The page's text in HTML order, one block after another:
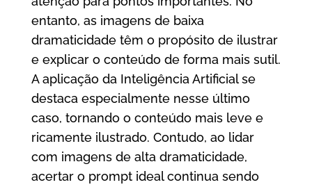
entanto, as imagens de baixa
dramaticidade têm o propósito de ilustrar
e explicar o conteúdo de forma mais sutil.
A aplicação da Inteligência Artificial se
destaca especialmente nesse último
caso, tornando o conteúdo mais leve e
ricamente ilustrado. Contudo, ao lidar
com imagens de alta dramaticidade,
acertar o prompt ideal continua sendo